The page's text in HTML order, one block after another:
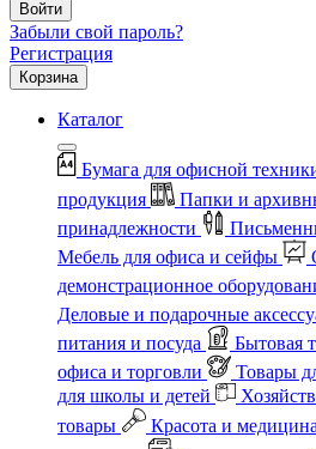
Войти
Забыли свой пароль?
Регистрация
Корзина
Каталог
Бумага для офисной
продукция
Папки и
принадлежности
Мебель для офиса и сейфы
демонстрационное
Деловые и подарочные
питания и посуда
Бытовая
офиса и торговли
Товары
для школы и детей
товары
Красота и медицина